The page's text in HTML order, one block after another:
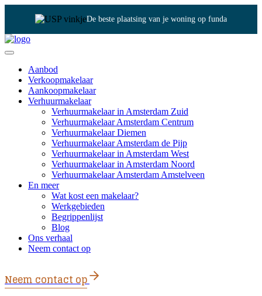
Jouw persoonlijke expert
Aanbod
Verkoopmakelaar
Aankoopmakelaar
Verhuurmakelaar
Verhuurmakelaar in Amsterdam Zuid
Verhuurmakelaar Amsterdam Centrum
Verhuurmakelaar Diemen
Verhuurmakelaar Amsterdam de Pijp
Verhuurmakelaar in Amsterdam West
Verhuurmakelaar in Amsterdam Noord
Verhuurmakelaar Amsterdam Amstelveen
En meer
Wat kost een makelaar?
Werkgebieden
Begrippenlijst
Blog
Ons verhaal
Neem contact op
Neem contact op